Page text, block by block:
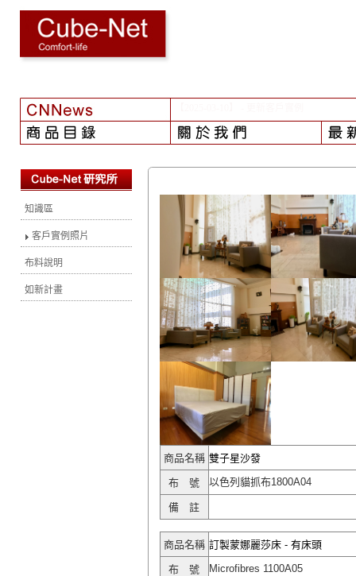
知識區
客戶實例照片
布料說明
如新計畫
商品名稱 雙子星沙發
布 號 以色列貓抓布1800A04
備 註
商品名稱 訂製蒙娜麗莎床 - 有床頭
布 號 Microfibres 1100A05